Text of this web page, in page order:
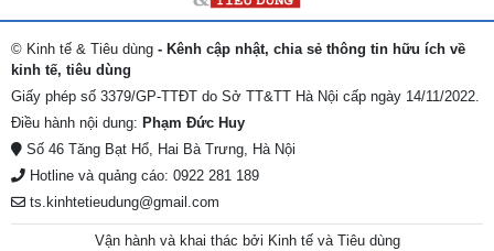
© Kinh tế & Tiêu dùng - Kênh cập nhật, chia sẻ thông tin hữu ích về
kinh tế, tiêu dùng
Giấy phép số 3379/GP-TTĐT do Sở TT&TT Hà Nội cấp ngày 14/11/2022.
Điều hành nội dung: Phạm Đức Huy
Số 46 Tăng Bạt Hổ, Hai Bà Trưng, Hà Nội
Hotline và quảng cáo: 0922 281 189
ts.kinhtetieudung@gmail.com
Vận hành và khai thác bởi Kinh tế và Tiêu dùng